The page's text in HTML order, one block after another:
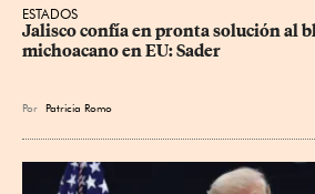
ESTADOS
Jalisco confía en pronta solución al
michoacano en EU: Sader
Por Patricia Romo